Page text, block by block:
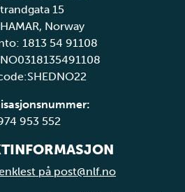
15
Norway
1813 54 91108
953 552
på post@nlf.no